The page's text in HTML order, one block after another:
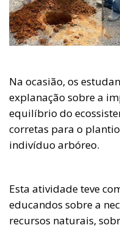
Na ocasião, os
explanação sobre a
equilíbrio do
corretas para o
indivíduo arbóreo.
Esta atividade teve
educandos sobre a
recursos naturais,